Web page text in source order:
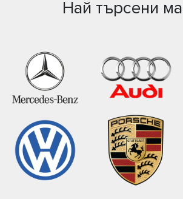
Най търсени